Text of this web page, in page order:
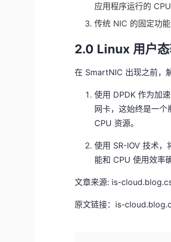
应用程序运行的
传统 NIC 的固定功
2.0 Linux 用户
在 SmartNIC 出现之前，
使用 DPDK 作为加
网卡，这始终是一
CPU 资源。
使用 SR-IOV 技术，
能和 CPU 使用效率
文章来源: is-
原文链接：is-